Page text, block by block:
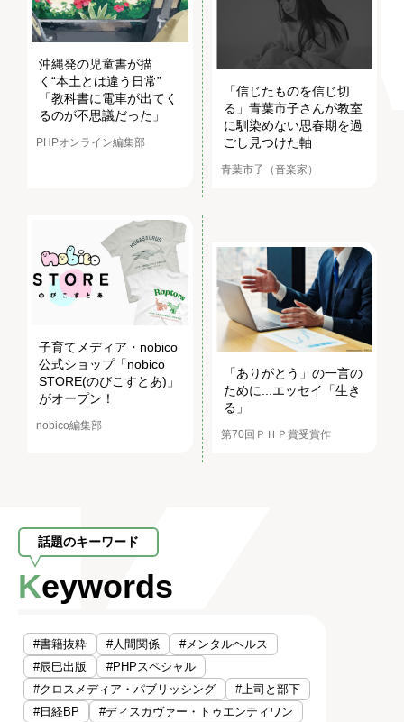
沖縄発の児童書が描
く“本土とは違う日常”
「教科書に電車が出てく
るのが不思議だった」
PHPオンライン編集部
「信じたものを信じ切
る」青葉市子さんが教室
に馴染めない思春期を過
ごし見つけた軸
青葉市子（音楽家）
子育てメディア・nobico
公式ショップ「nobico
STORE(のびこすとあ)」
がオープン！
nobico編集部
「ありがとう」の一言の
ために...エッセイ「生き
る」
第70回ＰＨＰ賞受賞作
話題のキーワード
Keywords
#書籍抜粋 #人間関係
#メンタルヘルス
#辰巳出版
#PHPスペシャル
#クロスメディア・パブリッシング
#上司と部下
#日経BP
#ディスカヴァー・トゥエンティワン